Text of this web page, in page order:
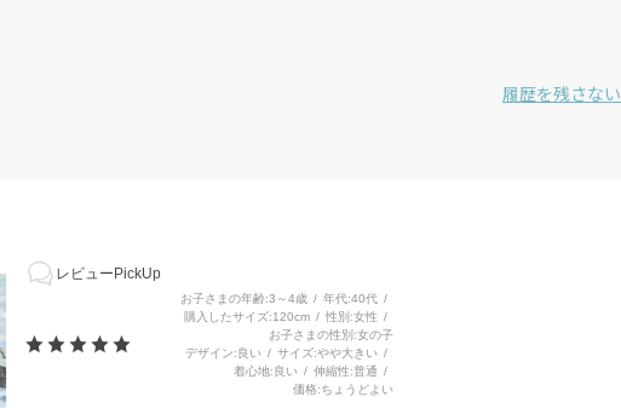
履歴を残さない
レビューPickUp
お子さまの年齢 3～4歳 年代 40代
購入したサイズ 120cm 性別 女性
お子さまの性別 女の子
デザイン 良い サイズ やや大きい
着心地 良い 伸縮性 普通
価格 ちょうどよい